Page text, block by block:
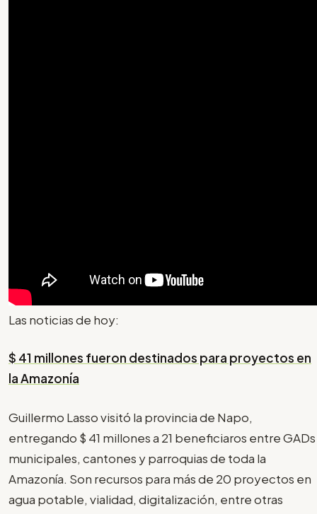
Las noticias de hoy:
$ 41 millones fueron destinados para proyectos en
la Amazonía
Guillermo Lasso visitó la provincia de Napo,
entregando $ 41 millones a 21 beneficiaros entre GADs
municipales, cantones y parroquias de toda la
Amazonía. Son recursos para más de 20 proyectos en
agua potable, vialidad, digitalización, entre otras